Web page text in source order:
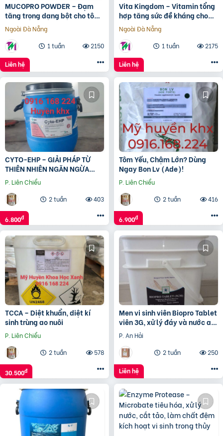
MUCOPRO POWDER – Đạm
tăng trọng dạng bột cho tôm
cá
Ngoài Đà Nẵng
1 tuần
2150
Liên hệ
Vita Kingdom – Vitamin tổng
hợp tăng sức đề kháng cho
tôm cá
Ngoài Đà Nẵng
1 tuần
2175
Liên hệ
CYTO-EHP – GIẢI PHÁP TỪ
THIÊN NHIÊN NGĂN NGỪA
BỆNH EHP & PHÂN TRẮNG
????
P. Liên Chiểu
2 tuần
403
6.800đ
Tôm Yếu, Chậm Lớn? Dùng
Ngay Bon Lv (Ade)!
P. Liên Chiểu
2 tuần
416
6.900đ
TCCA – Diệt khuẩn, diệt kí
sinh trùng ao nuôi
P. Liên Chiểu
2 tuần
578
30.500đ
Men vi sinh viên Biopro Tablet
viên 3G, xử lý đáy và nước ao
nuôi, giảm khí độc
P. An Hải
2 tuần
250
Liên hệ